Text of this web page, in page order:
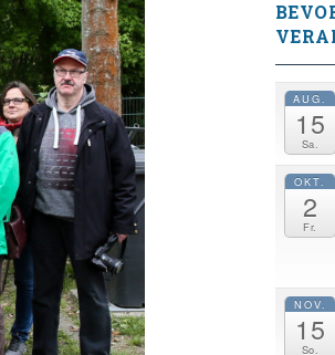
AUG.
15
Sa.
OKT.
2
Fr.
NOV.
15
So.